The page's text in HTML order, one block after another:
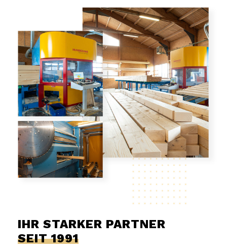
IHR STARKER PARTNER
SEIT 1991